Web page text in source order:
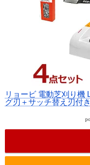
リョービ 電動芝刈り機
グ刃＋サッチ替え刃付